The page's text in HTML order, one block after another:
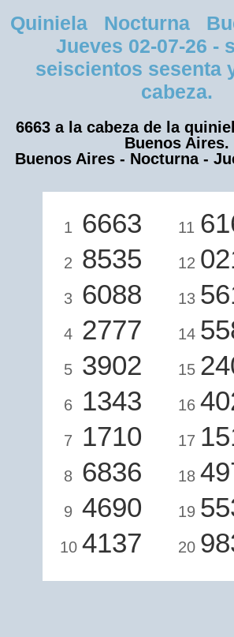
Quiniela Nocturna
Jueves 02-07-26 -
seiscientos sesenta
cabeza.
6663 a la cabeza de la
Buenos Aires.
Buenos Aires - Nocturna -
1 6663
2 8535
3 6088
4 2777
5 3902
6 1343
7 1710
8 6836
9 4690
10 4137
11
12
13
14
15
16
17
18
19
20